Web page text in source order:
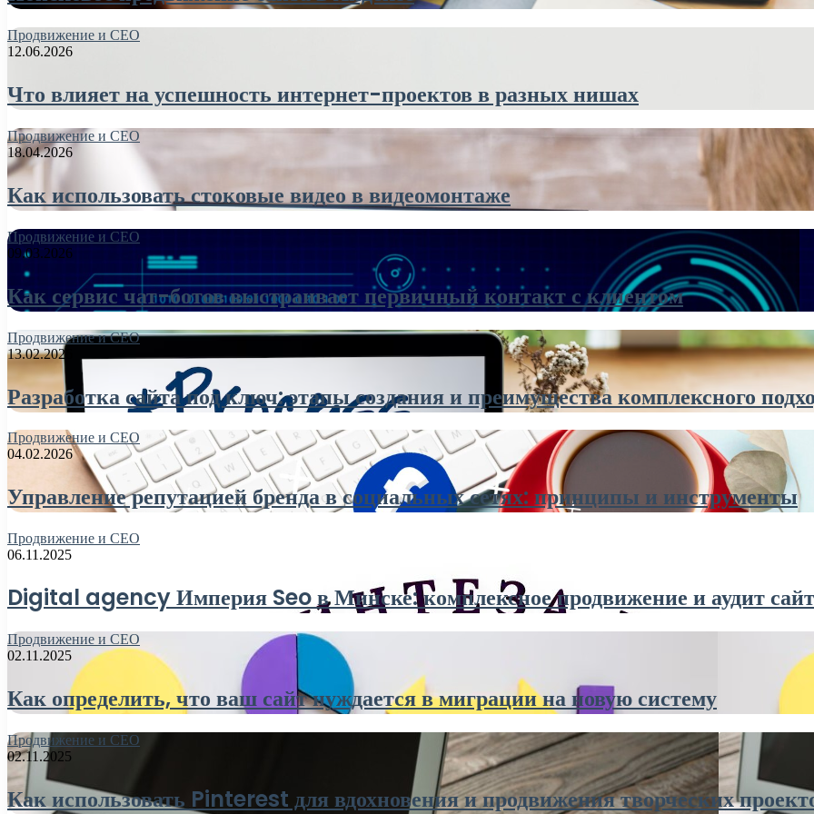
Продвижение и СЕО
12.06.2026
Что влияет на успешность интернет-проектов в разных нишах
Продвижение и СЕО
18.04.2026
Как использовать стоковые видео в видеомонтаже
Продвижение и СЕО
09.03.2026
Как сервис чат-ботов выстраивает первичный контакт с клиентом
Продвижение и СЕО
13.02.2026
Разработка сайта под ключ: этапы создания и преимущества комплексного
Продвижение и СЕО
04.02.2026
Управление репутацией бренда в социальных сетях: принципы и инструменты
Продвижение и СЕО
06.11.2025
Digital agency Империя Seo в Минске: комплексное продвижение и аудит
Продвижение и СЕО
02.11.2025
Как определить, что ваш сайт нуждается в миграции на новую систему
Продвижение и СЕО
02.11.2025
Как использовать Pinterest для вдохновения и продвижения творческих